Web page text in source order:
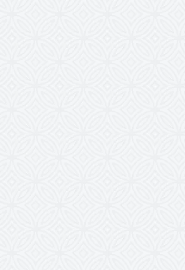
evenementen gepland voor
uit het brede aanbod
en songteksten
beginnen met
kaarten en
Festival kaartjes bij uw
Blijdorp Festival albums uit
erg gewild en in een
meer in de rij te staan,